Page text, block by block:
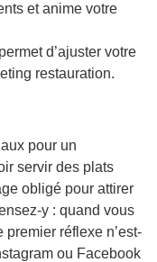
et anime votre
d’ajuster votre
restauration.
pour un
servir des plats
obligé pour attirer
y : quand vous
réflexe n’est-
ou Facebook